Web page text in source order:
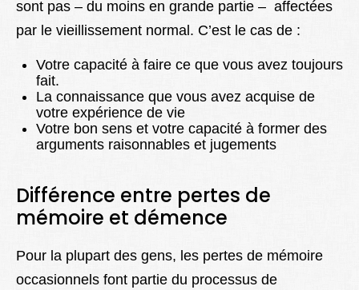
sont pas – du moins en grande partie – affectées
par le vieillissement normal. C’est le cas de :
Votre capacité à faire ce que vous avez toujours
fait.
La connaissance que vous avez acquise de
votre expérience de vie
Votre bon sens et votre capacité à former des
arguments raisonnables et jugements
Différence entre pertes de
mémoire et démence
Pour la plupart des gens, les pertes de mémoire
occasionnels font partie du processus de